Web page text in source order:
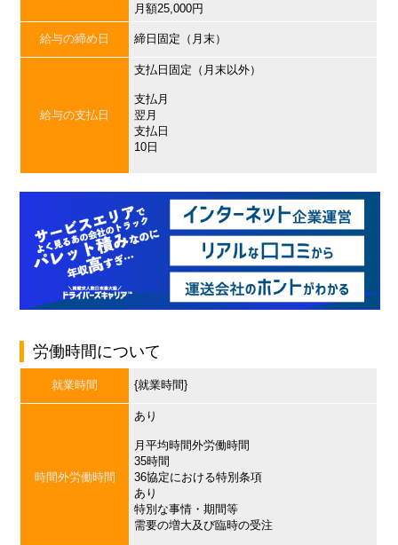
月額25,000円
給与の締め日 締日固定（月末）
給与の支払日
支払日固定（月末以外）
支払月
翌月
支払日
10日
労働時間について
就業時間 {就業時間}
時間外労働時間
あり
月平均時間外労働時間
35時間
36協定における特別条項
あり
特別な事情・期間等
需要の増大及び臨時の受注